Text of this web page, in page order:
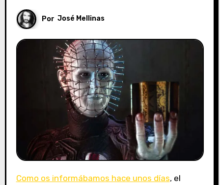
Por José Mellinas
Como os informábamos hace unos días, el